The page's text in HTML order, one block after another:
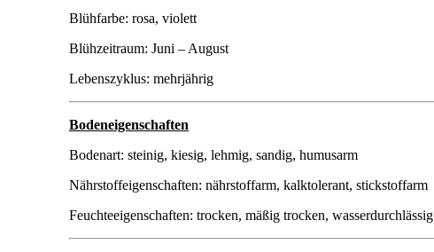
Blühfarbe: rosa, violett
Blühzeitraum: Juni – August
Lebenszyklus: mehrjährig
Bodeneigenschaften
Bodenart: steinig, kiesig, lehmig, sandig, humusarm
Nährstoffeigenschaften: nährstoffarm, kalktolerant, stickstoffarm
Feuchteeigenschaften: trocken, mäßig trocken, wasserdurchlässig